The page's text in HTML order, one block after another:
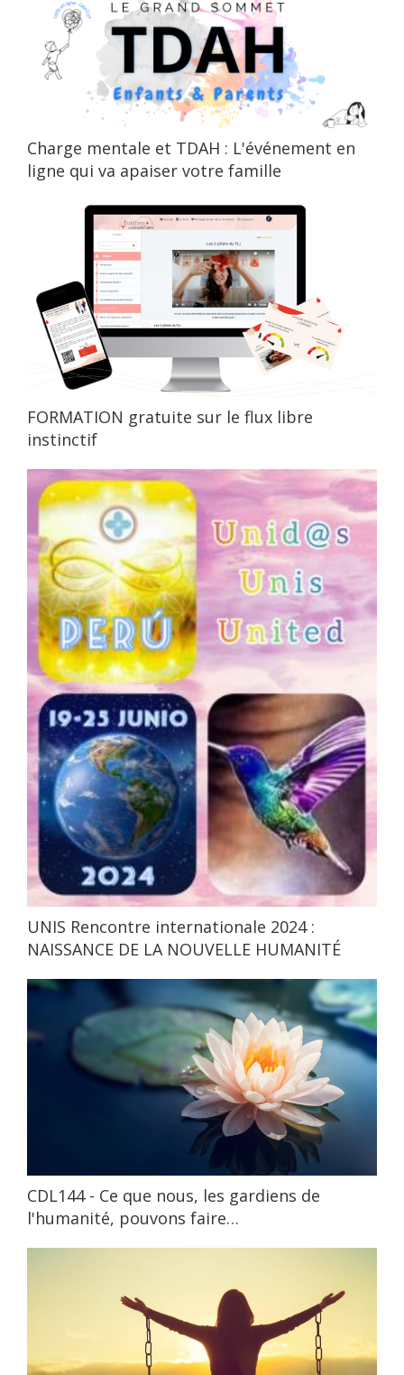
Charge mentale et TDAH : L'événement en
ligne qui va apaiser votre famille
FORMATION gratuite sur le flux libre
instinctif
UNIS Rencontre internationale 2024 :
NAISSANCE DE LA NOUVELLE HUMANITÉ
CDL144 - Ce que nous, les gardiens de
l'humanité, pouvons faire…